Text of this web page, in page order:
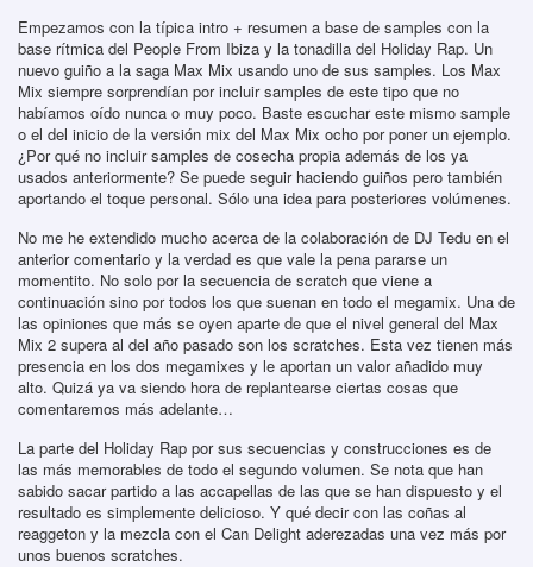
Empezamos con la típica intro + resumen a base de samples con la
base rítmica del People From Ibiza y la tonadilla del Holiday Rap. Un
nuevo guiño a la saga Max Mix usando uno de sus samples. Los Max
Mix siempre sorprendían por incluir samples de este tipo que no
habíamos oído nunca o muy poco. Baste escuchar este mismo sample
o el del inicio de la versión mix del Max Mix ocho por poner un ejemplo.
¿Por qué no incluir samples de cosecha propia además de los ya
usados anteriormente? Se puede seguir haciendo guiños pero también
aportando el toque personal. Sólo una idea para posteriores volúmenes.
No me he extendido mucho acerca de la colaboración de DJ Tedu en el
anterior comentario y la verdad es que vale la pena pararse un
momentito. No solo por la secuencia de scratch que viene a
continuación sino por todos los que suenan en todo el megamix. Una de
las opiniones que más se oyen aparte de que el nivel general del Max
Mix 2 supera al del año pasado son los scratches. Esta vez tienen más
presencia en los dos megamixes y le aportan un valor añadido muy
alto. Quizá ya va siendo hora de replantearse ciertas cosas que
comentaremos más adelante…
La parte del Holiday Rap por sus secuencias y construcciones es de
las más memorables de todo el segundo volumen. Se nota que han
sabido sacar partido a las accapellas de las que se han dispuesto y el
resultado es simplemente delicioso. Y qué decir con las coñas al
reaggeton y la mezcla con el Can Delight aderezadas una vez más por
unos buenos scratches.